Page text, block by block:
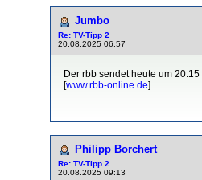
Jumbo
Re: TV-Tipp 2
20.08.2025 06:57
Der rbb sendet heute um
[www.rbb-online.de]
Philipp Borchert
Re: TV-Tipp 2
20.08.2025 09:13